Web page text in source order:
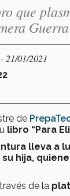
que
- 21/01/2021
de
libro “Para
lleva a
hija,
de la